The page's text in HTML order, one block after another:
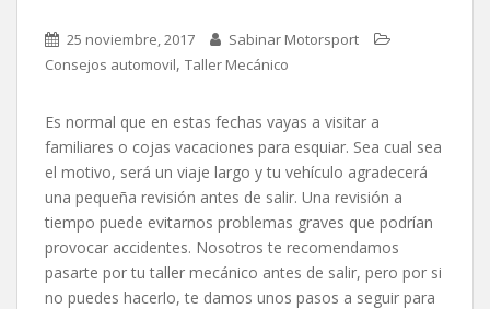
25 noviembre, 2017
Sabinar Motorsport
Consejos automovil, Taller Mecánico
Es normal que en estas fechas vayas a visitar a
familiares o cojas vacaciones para esquiar. Sea cual sea
el motivo, será un viaje largo y tu vehículo agradecerá
una pequeña revisión antes de salir. Una revisión a
tiempo puede evitarnos problemas graves que podrían
provocar accidentes. Nosotros te recomendamos
pasarte por tu taller mecánico antes de salir, pero por si
no puedes hacerlo, te damos unos pasos a seguir para